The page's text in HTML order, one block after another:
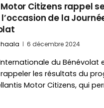
Citizens rappel
de la
6 décembre 2024
du Bénévolat
les résultats du
Motor Citizens, qui